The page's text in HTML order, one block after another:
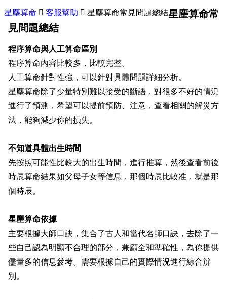
星塵算命  客服幫助  星塵算命常見問題總結星塵算命常
見問題總結
程序算命與人工算命區別
程序算命內容比較多，比較完整。
人工算命針對性強，可以針對具體問題詳細分析。
星塵算命除了少量特別難以接受的斷語， 對很多不好的情況
進行了預測 ，希望可以提前預防、注意，查看相關的解災方
法，能夠減少你的損失。
不知道具體出生時間
先按照可能性比較大的出生時間，進行推算，然後查看前後
時辰算命結果如父母子女等信息，那個時辰比較准，就是那
個時辰。
星塵算命依據
主要根據大師口訣，集合了古人和當代名師口訣，去除了一
些自己認為明顯不合理的部分，兼顧全和準確性，為你提供
儘量多的信息參考。需要根據自己的實際情況進行綜合辨
別。